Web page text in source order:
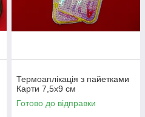
Термоаплікація з пайетками
Карти 7,5х9 см
Готово до відправки